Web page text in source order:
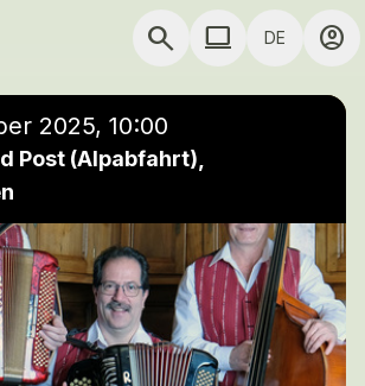
search COMPUTER
computer DE account_circle
2025, 10:00
Post (Alpabfahrt),
hinzufügen close